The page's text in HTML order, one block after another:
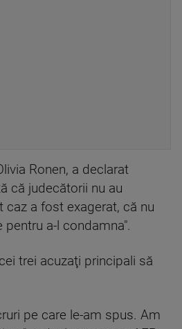
Ronen, a declarat
că judecătorii nu au
caz a fost exagerat, că nu
a-l condamna".
trei acuzaţi principali să
pe care le-am spus. Am